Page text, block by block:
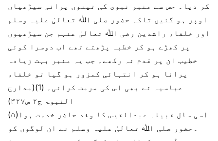
کر دیا۔ جس سے منبر نبوی کی تینوں پرانی سیڑھیاں
اوپر ہو گئیں تاکہ حضور صلی اﷲ تعالیٰ علیہ وسلم
اور خلفاء راشدین رضی اﷲ تعالیٰ عنہم جن سیڑھیوں
پر کھڑے ہو کر خطبہ پڑھتے تھے اب دوسرا کوئی
خطیب ان پر قدم نہ رکھے۔ جب یہ منبر بہت زیادہ
پرانا ہو کر انتہائی کمزور ہو گیا تو خلفاء
عباسیہ نے بھی اس کی مرمت کرائی۔ (1)(مدارج
النبوۃ ج۲ ص۳۲۷)
(۵)اسی سال قبیلہ عبدالقیس کا وفد حاضر خدمت ہوا
۔حضور صلی اﷲ تعالیٰ علیہ وسلم نے ان لوگوں کو